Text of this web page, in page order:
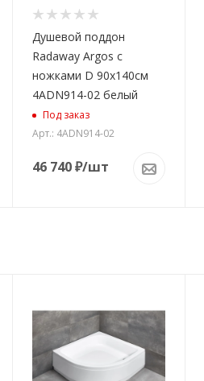
Душевой поддон
Radaway Argos с
ножками D 90х140см
4ADN914-02 белый
Под заказ
Арт.: 4ADN914-02
46 740₽/шт